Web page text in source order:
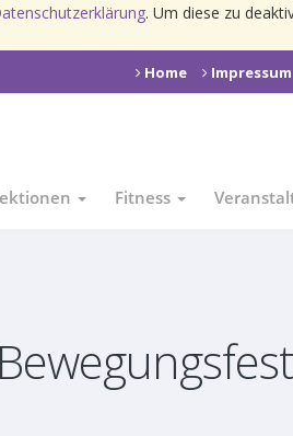
. Um diese zu
Home Impressum
Fitness